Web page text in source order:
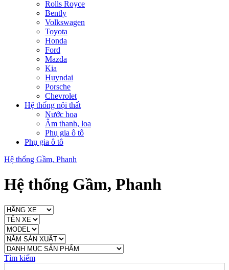
Rolls Royce
Bently
Volkswagen
Toyota
Honda
Ford
Mazda
Kia
Huyndai
Porsche
Chevrolet
Hệ thống nội thất
Nước hoa
Âm thanh, loa
Phụ gia ô tô
Phụ gia ô tô
Hệ thống Gầm, Phanh
Hệ thống Gầm, Phanh
Tìm kiếm